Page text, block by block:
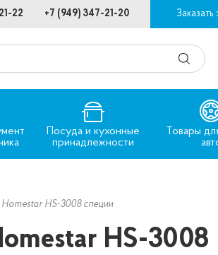
Заказать
+7 (949) 347-21-20
22
Посуда и кухонные
принадлежности
Товары
Homestar HS-3008 специи
HS-3008